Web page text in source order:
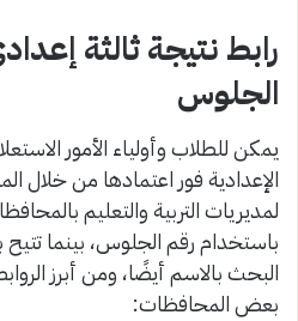
رابط نتيجة ثالثة
الجلوس
يمكن للطلاب وأولياء الأمور
الإعدادية فور اعتمادها من خلال
لمديريات التربية والتعليم
باستخدام رقم الجلوس، بينما
البحث بالاسم أيضًا، ومن أبرز
بعض المحافظات: